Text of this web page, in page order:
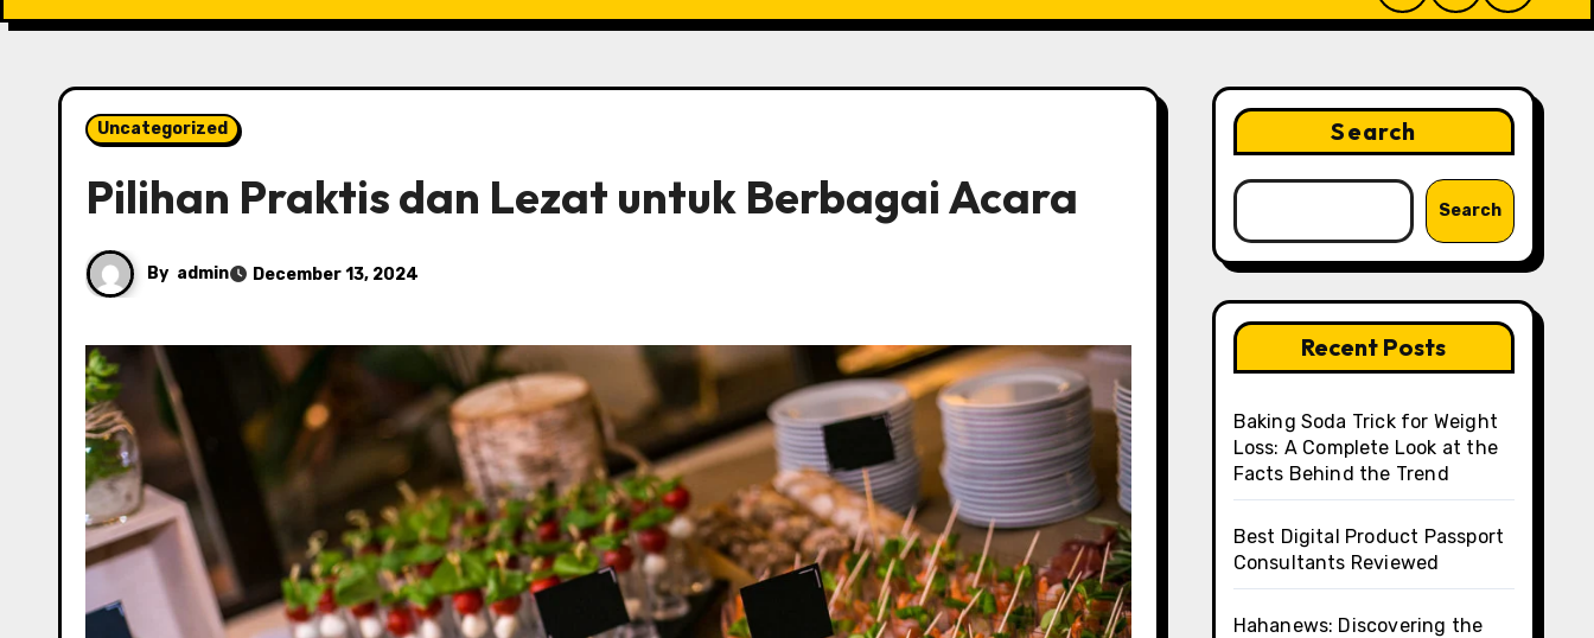
Uncategorized
Pilihan Praktis dan Lezat untuk Berbagai Acara
By admin December 13, 2024
Search
Search
Recent Posts
Baking Soda Trick for Weight
Loss: A Complete Look at the
Facts Behind the Trend
Best Digital Product Passport
Consultants Reviewed
Hahanews: Discovering the